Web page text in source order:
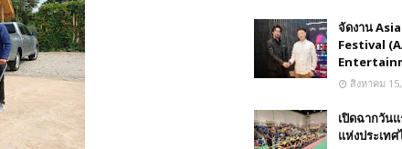
จัดงาน
Festival
สิงหาคม
เปิดฉากวัน
แห่งประเท